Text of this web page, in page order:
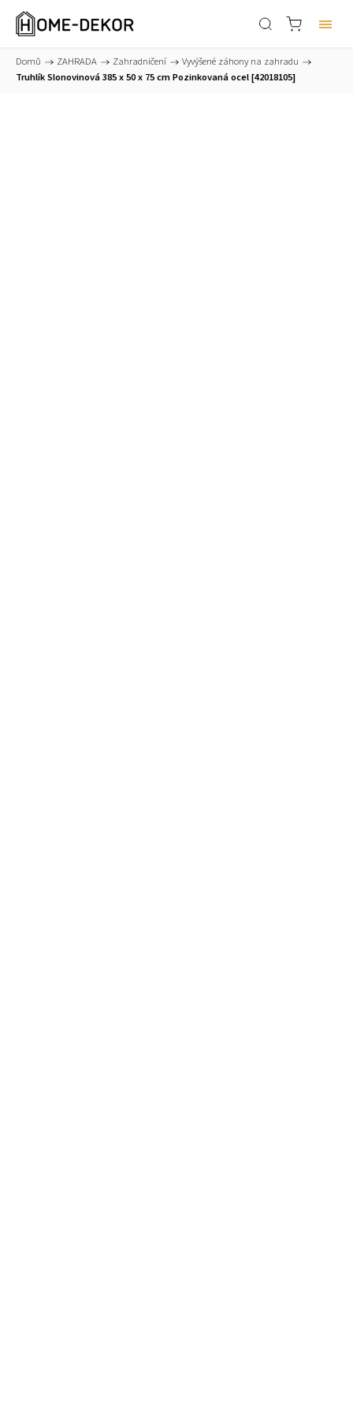
Domů / ZAHRADA / Zahradničení / Vyvýšené záhony na zahradu /
Truhlík Slonovinová 385 x 50 x 75 cm Pozinkovaná ocel [42018105]